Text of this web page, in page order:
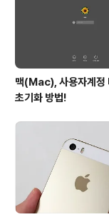
않음에도 결국 지름신을
맥(Mac), 사용자계정
초기화 방법!